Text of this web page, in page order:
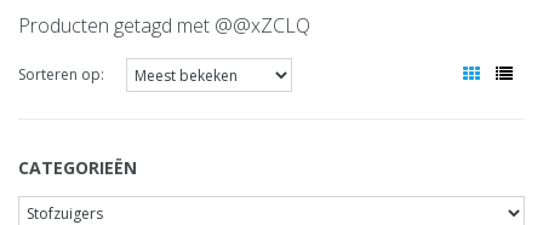
Producten getagd met @@xZCLQ
Sorteren op:
CATEGORIEËN